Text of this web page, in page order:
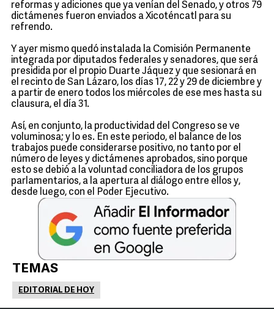
reformas y adiciones que ya venían del Senado, y otros 79
dictámenes fueron enviados a Xicoténcatl para su
refrendo.
Y ayer mismo quedó instalada la Comisión Permanente
integrada por diputados federales y senadores, que será
presidida por el propio Duarte Jáquez y que sesionará en
el recinto de San Lázaro, los días 17, 22 y 29 de diciembre y
a partir de enero todos los miércoles de ese mes hasta su
clausura, el día 31.
Así, en conjunto, la productividad del Congreso se ve
voluminosa; y lo es. En este periodo, el balance de los
trabajos puede considerarse positivo, no tanto por el
número de leyes y dictámenes aprobados, sino porque
esto se debió a la voluntad conciliadora de los grupos
parlamentarios, a la apertura al diálogo entre ellos y,
desde luego, con el Poder Ejecutivo.
TEMAS
EDITORIAL DE HOY